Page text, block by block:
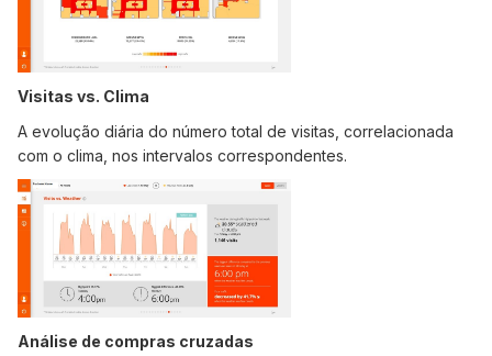
Visitas vs. Clima
A evolução diária do número total de visitas, correlacionada
com o clima, nos intervalos correspondentes.
Análise de compras cruzadas